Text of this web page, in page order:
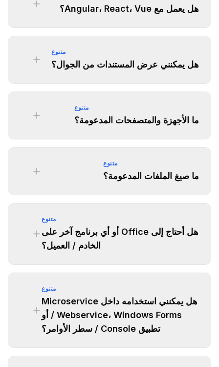
هل يعمل مع Angular، React، Vue؟
متنوع
هل يمكنني عرض المستندات من الجوال؟
متنوع
ما الأجهزة والمتصفحات المدعومة؟
متنوع
ما صيغ الملفات المدعومة؟
متنوع
هل أحتاج إلى Office أو أي برنامج آخر على
الخادم / العميل؟
متنوع
هل يمكنني استخدامه داخل Microservice
/ Webservice، Windows Forms أو
تطبيق Console / سطر الأوامر؟